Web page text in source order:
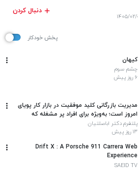
دنبال کردن
پخش خودکار
کیهان
چشم سوم
۶ روز پیش
مدیریت بازرگانی کلید موفقیت در بازار کار پویای
امروز است؛ به‌ویژه برای افراد پر مشغله که
تحصیل در کنار کار را انتخاب کرده‌اند.
پلتفرم دکتر اباصلتیان
۱۳ روز پیش
Drift X : A Porsche 911 Carrera Web
Experience
SAEID TV